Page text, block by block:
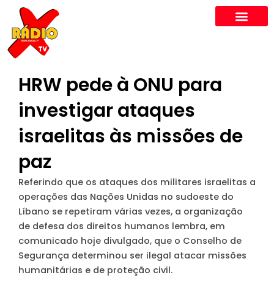
content
HRW pede à ONU para
investigar ataques
israelitas às missões de
paz
Referindo que os ataques dos militares israelitas a
operações das Nações Unidas no sudoeste do
Líbano se repetiram várias vezes, a organização
de defesa dos direitos humanos lembra, em
comunicado hoje divulgado, que o Conselho de
Segurança determinou ser ilegal atacar missões
humanitárias e de proteção civil.